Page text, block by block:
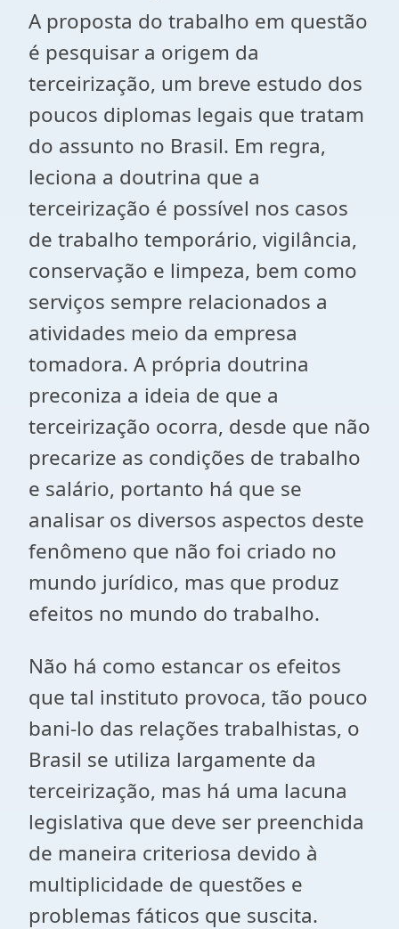
A proposta do trabalho em questão
é pesquisar a origem da
terceirização, um breve estudo dos
poucos diplomas legais que tratam
do assunto no Brasil. Em regra,
leciona a doutrina que a
terceirização é possível nos casos
de trabalho temporário, vigilância,
conservação e limpeza, bem como
serviços sempre relacionados a
atividades meio da empresa
tomadora. A própria doutrina
preconiza a ideia de que a
terceirização ocorra, desde que não
precarize as condições de trabalho
e salário, portanto há que se
analisar os diversos aspectos deste
fenômeno que não foi criado no
mundo jurídico, mas que produz
efeitos no mundo do trabalho.
Não há como estancar os efeitos
que tal instituto provoca, tão pouco
bani-lo das relações trabalhistas, o
Brasil se utiliza largamente da
terceirização, mas há uma lacuna
legislativa que deve ser preenchida
de maneira criteriosa devido à
multiplicidade de questões e
problemas fáticos que suscita.